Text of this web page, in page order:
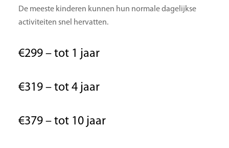
De meeste kinderen kunnen hun normale dagelijkse
activiteiten snel hervatten.
€299 – tot 1 jaar
€319 – tot 4 jaar
€379 – tot 10 jaar